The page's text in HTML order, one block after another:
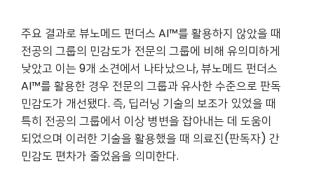
주요 결과로 뷰노메드 펀더스 AI™를 활용하지 않았을 때
전공의 그룹의 민감도가 전문의 그룹에 비해 유의미하게
낮았고 이는 9개 소견에서 나타났으나, 뷰노메드 펀더스
AI™를 활용한 경우 전문의 그룹과 유사한 수준으로 판독
민감도가 개선됐다. 즉, 딥러닝 기술의 보조가 있었을 때
특히 전공의 그룹에서 이상 병변을 잡아내는 데 도움이
되었으며 이러한 기술을 활용했을 때 의료진(판독자) 간
민감도 편차가 줄었음을 의미한다.